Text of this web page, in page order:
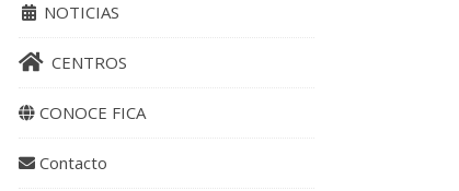
NOTICIAS
CENTROS
CONOCE FICA
Contacto